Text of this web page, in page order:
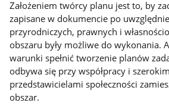
Założeniem twórcy planu jest to, by
zapisane w dokumencie po
przyrodniczych, prawnych i
obszaru były możliwe do wykonania.
warunki spełnić tworzenie planów
odbywa się przy współpracy i
przedstawicielami społeczności
obszar.